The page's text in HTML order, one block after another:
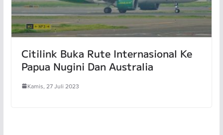
Citilink Buka Rute Internasional Ke
Papua Nugini Dan Australia
Kamis, 27 Juli 2023